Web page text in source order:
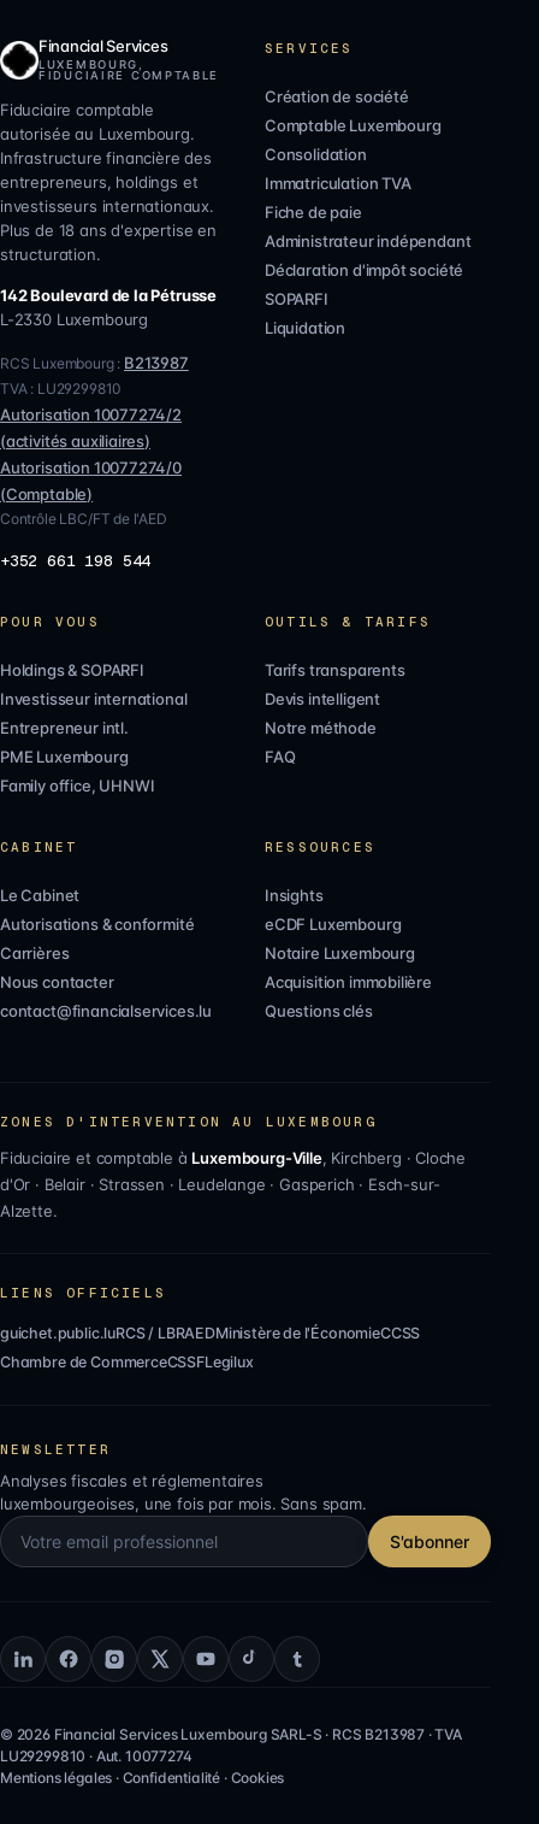
Financial Services
LUXEMBOURG,
FIDUCIAIRE COMPTABLE
Fiduciaire comptable
autorisée au Luxembourg.
Infrastructure financière des
entrepreneurs, holdings et
investisseurs internationaux.
Plus de 18 ans d'expertise en
structuration.
142 Boulevard de la Pétrusse
L-2330 Luxembourg
RCS Luxembourg : B213987
TVA : LU29299810
Autorisation 10077274/2
(activités auxiliaires)
Autorisation 10077274/0
(Comptable)
Contrôle LBC/FT de l'AED
+352 661 198 544
SERVICES
Création de société
Comptable Luxembourg
Consolidation
Immatriculation TVA
Fiche de paie
Administrateur indépendant
Déclaration d'impôt société
SOPARFI
Liquidation
POUR VOUS
Holdings & SOPARFI
Investisseur international
Entrepreneur intl.
PME Luxembourg
Family office, UHNWI
OUTILS & TARIFS
Tarifs transparents
Devis intelligent
Notre méthode
FAQ
CABINET
Le Cabinet
Autorisations & conformité
Carrières
Nous contacter
contact@financialservices.lu
RESSOURCES
Insights
eCDF Luxembourg
Notaire Luxembourg
Acquisition immobilière
Questions clés
ZONES D'INTERVENTION AU LUXEMBOURG
Fiduciaire et comptable à Luxembourg-Ville, Kirchberg ·Cloche
d'Or · Belair· Strassen · Leudelange ·Gasperich · Esch-sur-
Alzette.
LIENS OFFICIELS
guichet.public.luRCS / LBRAEDMinistère de l'ÉconomieCCSS
Chambre de CommerceCSSFLegilux
NEWSLETTER
Analyses fiscales et réglementaires
luxembourgeoises, une fois par mois. Sans spam.
S'abonner
© 2026 Financial Services Luxembourg SARL-S · RCS B213987 · TVA
LU29299810 · Aut. 10077274
Mentions légales · Confidentialité · Cookies